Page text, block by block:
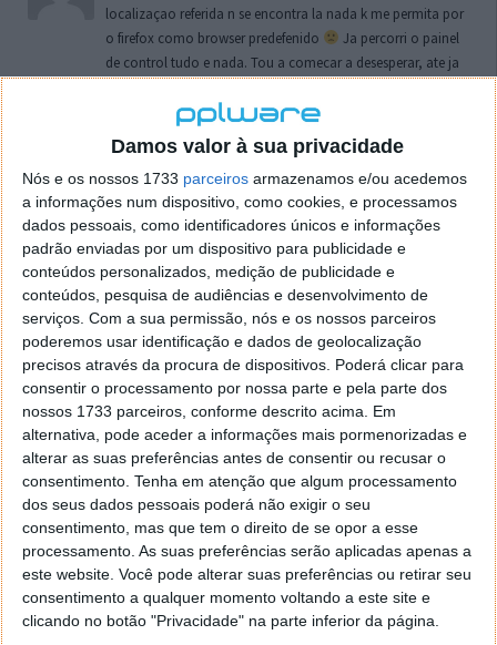
Damos valor à sua privacidade
Nós e os nossos 1733 parceiros armazenamos e/ou acedemos
a informações num dispositivo, como cookies, e processamos
dados pessoais, como identificadores únicos e informações
padrão enviadas por um dispositivo para publicidade e
conteúdos personalizados, medição de publicidade e
conteúdos, pesquisa de audiências e desenvolvimento de
serviços. Com a sua permissão, nós e os nossos parceiros
poderemos usar identificação e dados de geolocalização
precisos através da procura de dispositivos. Poderá clicar para
consentir o processamento por nossa parte e pela parte dos
nossos 1733 parceiros, conforme descrito acima. Em
alternativa, pode aceder a informações mais pormenorizadas e
alterar as suas preferências antes de consentir ou recusar o
consentimento. Tenha em atenção que algum processamento
dos seus dados pessoais poderá não exigir o seu
consentimento, mas que tem o direito de se opor a esse
processamento. As suas preferências serão aplicadas apenas a
este website. Você pode alterar suas preferências ou retirar seu
consentimento a qualquer momento voltando a este site e
clicando no botão "Privacidade" na parte inferior da página.
localizaçao referida n se encontra la nada k me permita por
o firefox como browser predefenido
Ja percorri o painel
de control tudo e nada. Tou a comecar a desesperar, ate ja
firefox mas em vao. Kaso te lembres de outra dica fico
agradecido, caso contrario obrigado a mesma
Vítor M.
7 de Novembro de 2005 às 01:39
@Reporter
Desculpa mas o link funciona. Seja como for segue por mail
o MSn Messenger 8.
Responder
Vítor M.
7 de Novembro de 2005 às 11:21
@Rui
Tens de encontrar o que te falei. Faz da seguinte maneira,
janela iniciar e no topo dessa janela com o botão direito do
rato faz propriedades. Depois no separador Menu ‘Iniciar’
clica no botão ‘Personalizar’ aí encontrarás no separador
geral a opção para escolheres o Browser com que queres
navegar e o gestor de e-mail. Caso não consigas chegar lá,
vais ao teu Firefox e nas ferramentas ou tools escolhes
‘Opções’ ou ‘Options’ icon geral da então janela aberta e
logo perto do fim encontras um local para colocares um
visto que vai obrigar o Firefox a verificar se este é o browser